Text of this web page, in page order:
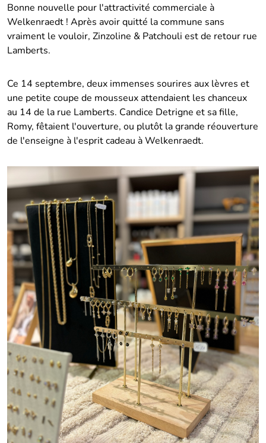
Bonne nouvelle pour l'attractivité commerciale à
Welkenraedt ! Après avoir quitté la commune sans
vraiment le vouloir, Zinzoline & Patchouli est de retour rue
Lamberts.
Ce 14 septembre, deux immenses sourires aux lèvres et
une petite coupe de mousseux attendaient les chanceux
au 14 de la rue Lamberts. Candice Detrigne et sa fille,
Romy, fêtaient l'ouverture, ou plutôt la grande réouverture
de l'enseigne à l'esprit cadeau àWelkenraedt.